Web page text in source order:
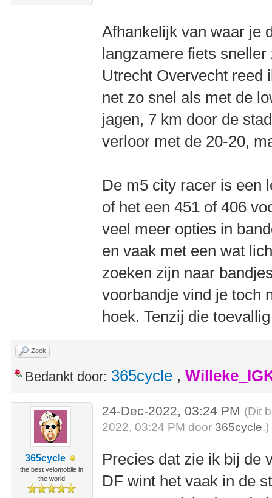
Afhankelijk van waar je
langzamere fiets
Utrecht Overvecht reed
net zo snel als met de
jagen, 7 km door de
verloor met de 20-20,
De m5 city racer is een
of het een 451 of 406
veel meer opties in
en vaak met een wat
zoeken zijn naar
voorbandje vind je toch
hoek. Tenzij die
Zoek
Bedankt door: 365cycle ,
365cycle
the best velomobile in
the world
24-Dec-2022, 03:24 PM (Dit
2022, 03:24 PM door 365cycle.)
Precies dat zie ik bij de
DF wint het vaak in de